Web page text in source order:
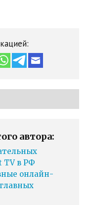
автора:
TV в РФ
онлайн-